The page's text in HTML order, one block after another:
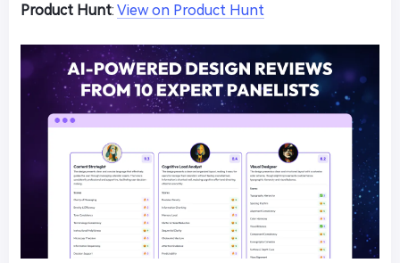
Product Hunt: View on Product Hunt